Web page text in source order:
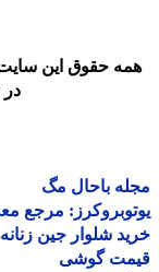
حقوق این سایت
در
باحال مگ
مرجع
شلوار جین زنانه
گوشی